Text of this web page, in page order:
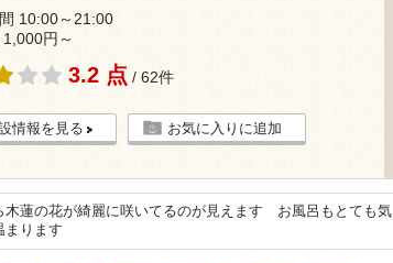
10:00～21:00
円～
3.2 点 / 62件
情報を見る お気に入りに追加
蓮の花が綺麗に咲いてるのが見えます お風呂もとても気
まります